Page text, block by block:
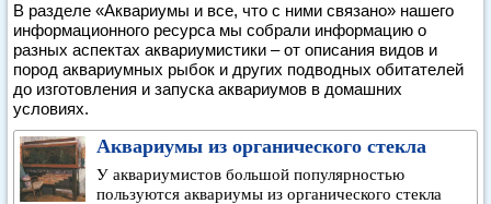
В разделе «Аквариумы и все, что с ними связано» нашего
информационного ресурса мы собрали информацию о
разных аспектах аквариумистики – от описания видов и
пород аквариумных рыбок и других подводных обитателей
до изготовления и запуска аквариумов в домашних
условиях.
Аквариумы из органического стекла
У аквариумистов большой популярностью
пользуются аквариумы из органического стекла